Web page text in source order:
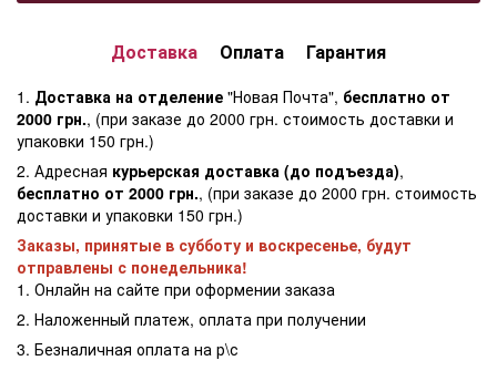
Доставка Оплата Гарантия
1. Доставка на отделение "Новая Почта", бесплатно от
2000 грн., (при заказе до 2000 грн. стоимость доставки и
упаковки 150 грн.)
2. Адресная курьерская доставка (до подъезда),
бесплатно от 2000 грн., (при заказе до 2000 грн. стоимость
доставки и упаковки 150 грн.)
Заказы, принятые в субботу и воскресенье, будут
отправлены с понедельника!
1. Онлайн на сайте при оформении заказа
2. Наложенный платеж, оплата при получении
3. Безналичная оплата на р\с